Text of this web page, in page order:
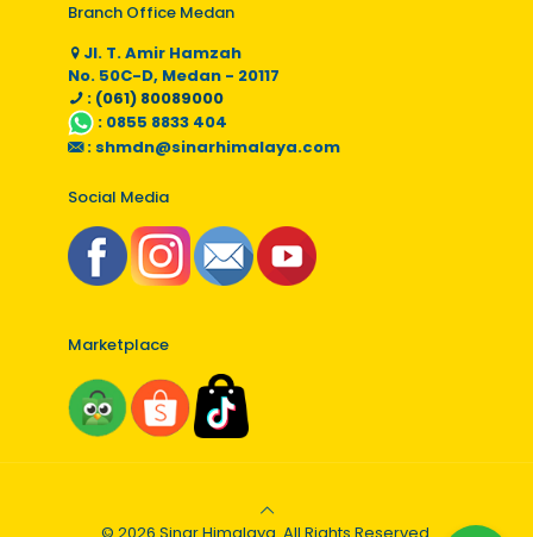
Branch Office Medan
Jl. T. Amir Hamzah
No. 50C-D, Medan - 20117
: (061) 80089000
: 0855 8833 404
: shmdn@sinarhimalaya.com
Social Media
Marketplace
© 2026 Sinar Himalaya. All Rights Reserved.